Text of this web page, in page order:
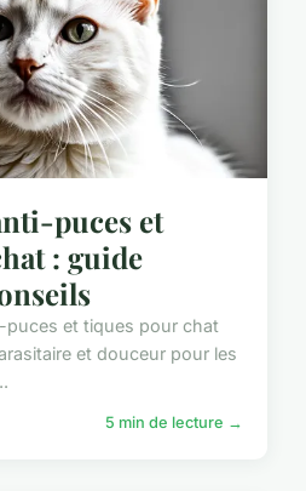
puces et
: guide
et tiques pour chat
et douceur pour les
5 min de lecture →